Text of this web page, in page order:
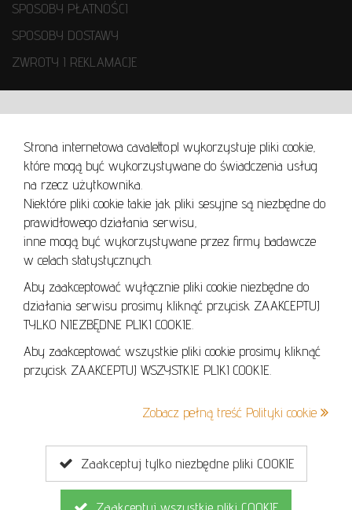
Strona internetowa cavaletto.pl wykorzystuje pliki cookie,
które mogą być wykorzystywane do świadczenia usług
na rzecz użytkownika.
Niektóre pliki cookie takie jak pliki sesyjne są niezbędne do
prawidłowego działania serwisu,
inne mogą być wykorzystywane przez firmy badawcze
w celach statystycznych.
Aby zaakceptować wyłącznie pliki cookie niezbędne do
działania serwisu prosimy kliknąć przycisk ZAAKCEPTUJ
TYLKO NIEZBĘDNE PLIKI COOKIE.
Aby zaakceptować wszystkie pliki cookie prosimy kliknąć
przycisk ZAAKCEPTUJ WSZYSTKIE PLIKI COOKIE.
Zobacz pełną treść Polityki cookie
Zaakceptuj tylko niezbędne pliki COOKIE
SPOSOBY PŁATNOŚCI
SPOSOBY DOSTAWY
ZWROTY I REKLAMACJE
REGULAMIN
REGULAMIN AUKCJI
POLITYKA PRYWATNOŚCI
POLITYKA COOKIES
+48 605 240 157